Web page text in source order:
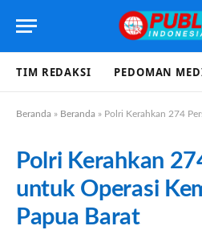
TIM REDAKSI PEDOMAN
Beranda » Beranda » Polri Kerahkan 274 Personel
Polri Kerahkan
untuk Operasi
Papua Barat